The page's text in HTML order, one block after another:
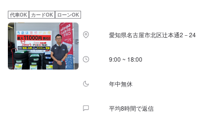
代車OK カードOK ローンOK
愛知県名古屋市北区辻本通2－24
9:00 ~ 18:00
年中無休
平均8時間で返信